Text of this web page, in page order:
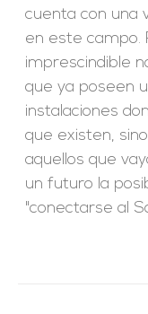
cuenta con una
en este campo.
imprescindible
que ya poseen
instalaciones
que existen,
aquellos que
un futuro la
"conectarse al